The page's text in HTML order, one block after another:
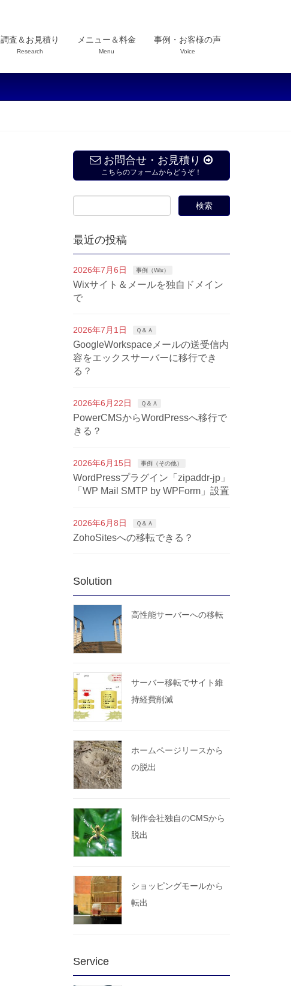
調査＆お見積り
Research
メニュー＆料金
Menu
事例・お客様の声
Voice
お問合せ・お見積り
こちらのフォームからどうぞ！
最近の投稿
2026年7月6日 事例（Wix）
Wixサイト＆メールを独自ドメイン
で
2026年7月1日 Ｑ＆Ａ
GoogleWorkspaceメールの送受信内
容をエックスサーバーに移行でき
る？
2026年6月22日 Ｑ＆Ａ
PowerCMSからWordPressへ移行で
きる？
2026年6月15日 事例（その他）
WordPressプラグイン「zipaddr-jp」
「WP Mail SMTP by WPForm」設置
2026年6月8日 Ｑ＆Ａ
ZohoSitesへの移転できる？
Solution
高性能サーバーへの移転
サーバー移転でサイト維
持経費削減
ホームページリースから
の脱出
制作会社独自のCMSから
脱出
ショッピングモールから
転出
Service